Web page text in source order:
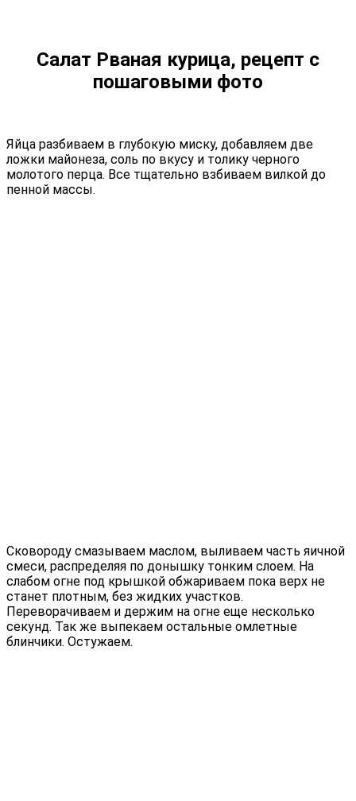
Салат Рваная курица, рецепт с
пошаговыми фото
Яйца разбиваем в глубокую миску, добавляем две
ложки майонеза, соль по вкусу и толику черного
молотого перца. Все тщательно взбиваем вилкой до
пенной массы.
Сковороду смазываем маслом, выливаем часть яичной
смеси, распределяя по донышку тонким слоем. На
слабом огне под крышкой обжариваем пока верх не
станет плотным, без жидких участков.
Переворачиваем и держим на огне еще несколько
секунд. Так же выпекаем остальные омлетные
блинчики. Остужаем.